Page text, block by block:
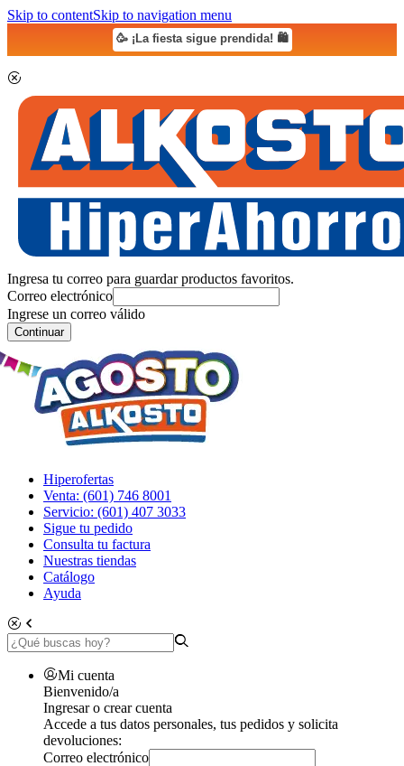
Skip to contentSkip to navigation menu
🥳 ¡La fiesta sigue prendida! 🛍️
Ingresa tu correo para guardar productos favoritos.
Correo electrónico
Ingrese un correo válido
Continuar
Hiperofertas
Venta: (601) 746 8001
Servicio: (601) 407 3033
Sigue tu pedido
Consulta tu factura
Nuestras tiendas
Catálogo
Ayuda
Mi cuenta
Bienvenido/a
Ingresar o crear cuenta
Accede a tus datos personales, tus pedidos y solicita
devoluciones:
Correo electrónico